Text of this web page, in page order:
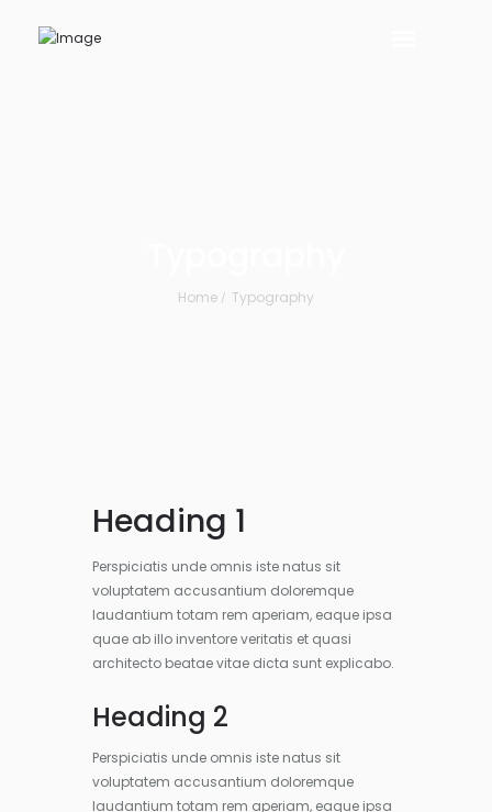
Home Typography
Heading 1
Perspiciatis unde omnis iste natus sit
voluptatem accusantium doloremque
laudantium totam rem aperiam, eaque ipsa
quae ab illo inventore veritatis et quasi
architecto beatae vitae dicta sunt explicabo.
Heading 2
Perspiciatis unde omnis iste natus sit
voluptatem accusantium doloremque
laudantium totam rem aperiam, eaque ipsa